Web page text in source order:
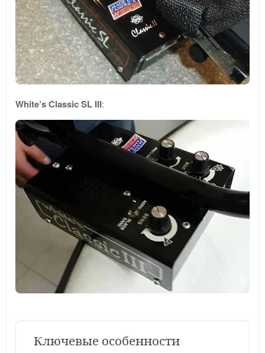
White’s Classic SL III:
Ключевые особенности